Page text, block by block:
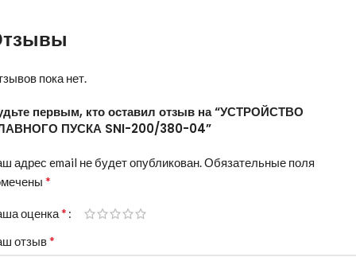
пока нет.
первым, кто оставил отзыв на “УСТРОЙСТВО
ПУСКА SNI-200/380-04”
адрес email не будет опубликован.Обязательные поля
*
оценка*
отзыв*